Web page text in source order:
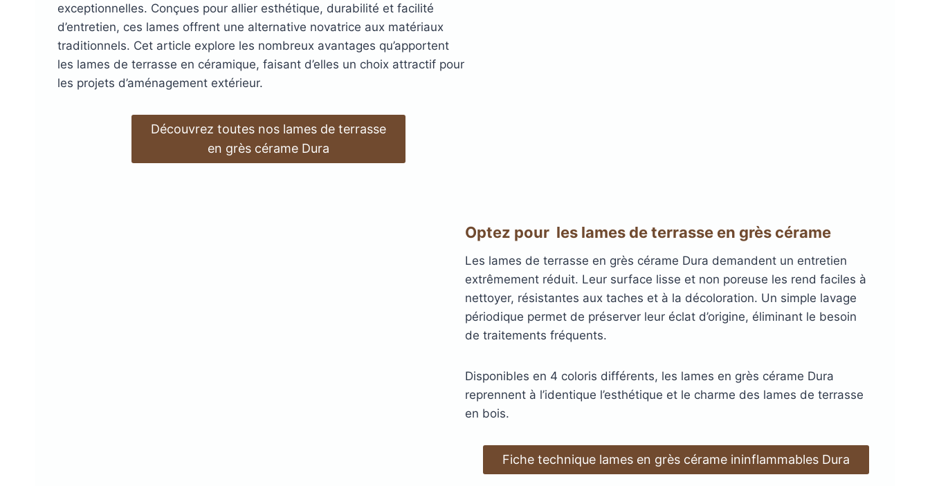
LAMES DE TERRASSE
EN ACCOYA
LAMES DE TERRASSE EN
BOIS COMPOSITE XTRAWOOD
DryDeck : Lames de terrasse
étanches en aluminium
Lambourdes
en aluminium
ALERTE ET GUIDAGE
PODOTACTILE
LAMBOURDES
EN ALUMINIUM
ÉCLAIRAGE
SPOTS LED
ANTIDÉRAPANT
LAMES DE BARDAGE
EN BOIS DOUGLAS ROUGE
LAMES DE BARDAGE
exceptionnelles. Conçues pour allier esthétique, durabilité et facilité
d’entretien, ces lames offrent une alternative novatrice aux matériaux
traditionnels. Cet article explore les nombreux avantages qu’apportent
les lames de terrasse en céramique, faisant d’elles un choix attractif pour
les projets d’aménagement extérieur.
Découvrez toutes nos lames de terrasse
en grès cérame Dura
Optez pour les lames de terrasse en grès cérame
Les lames de terrasse en grès cérame Dura demandent un entretien
extrêmement réduit. Leur surface lisse et non poreuse les rend faciles à
nettoyer, résistantes aux taches et à la décoloration. Un simple lavage
périodique permet de préserver leur éclat d’origine, éliminant le besoin
de traitements fréquents.
Disponibles en 4 coloris différents, les lames en grès cérame Dura
reprennent à l’identique l’esthétique et le charme des lames de terrasse
en bois.
Fiche technique lames en grès cérame ininflammables Dura